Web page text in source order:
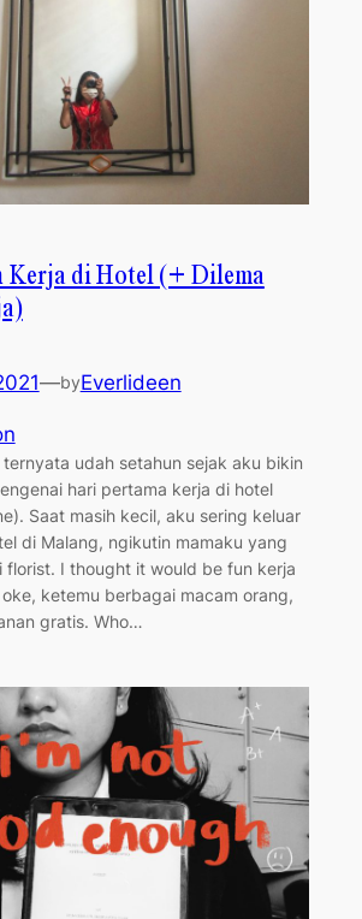
Kerja di Hotel (+ Dilema
—byEverlideen
udah setahun sejak aku bikin
hari pertama kerja di hotel
Saat masih kecil, aku sering keluar
di Malang, ngikutin mamaku yang
florist. I thought it would be fun kerja
ketemu berbagai macam orang,
gratis. Who…